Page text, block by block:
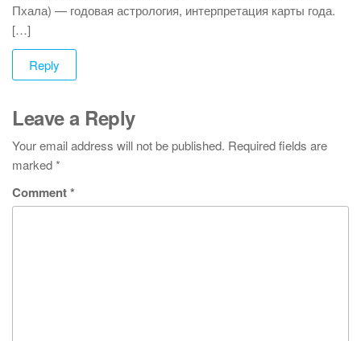
Пхала) — годовая астрология, интерпретация карты года.
[…]
Reply
Leave a Reply
Your email address will not be published. Required fields are
marked*
Comment*